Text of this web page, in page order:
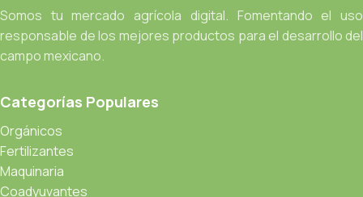
Somos tu mercado agrícola digital. Fomentando el uso
responsable de los mejores productos para el desarrollo del
campo mexicano.
Categorías Populares
Orgánicos
Fertilizantes
Maquinaria
Coadyuvantes